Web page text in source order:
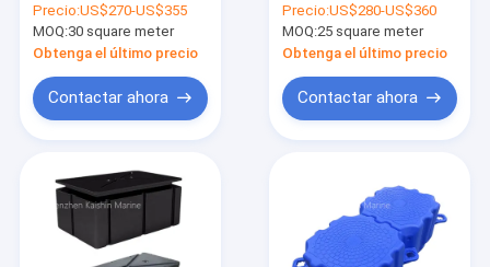
con clavijas de
amarre Marina Dock
Design Yacht Boat
Precio:US$270-US$355
MOQ:30 square meter
Obtenga el último precio
Contactar ahora
flotante Yacht Buque
flotante Puente de
pontón con amarre
Precio:US$280-US$360
MOQ:25 square meter
Obtenga el último precio
Contactar ahora